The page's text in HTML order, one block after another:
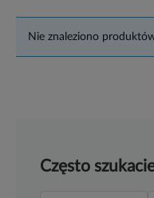
Nie znaleziono
Często